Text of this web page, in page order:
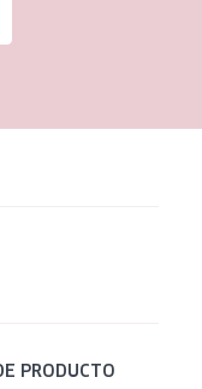
PRODUCTO